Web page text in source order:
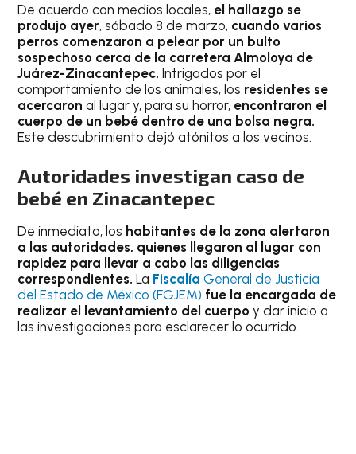
De acuerdo con medios locales, el hallazgo se
produjo ayer, sábado 8 de marzo, cuando varios
perros comenzaron a pelear por un bulto
sospechoso cerca de la carretera Almoloya de
Juárez-Zinacantepec. Intrigados por el
comportamiento de los animales, los residentes se
acercaron al lugar y, para su horror, encontraron el
cuerpo de un bebé dentro de una bolsa negra.
Este descubrimiento dejó atónitos a los vecinos.
Autoridades investigan caso de
bebé en Zinacantepec
De inmediato, los habitantes de la zona alertaron
a las autoridades, quienes llegaron al lugar con
rapidez para llevar a cabo las diligencias
correspondientes.La Fiscalía General de Justicia
del Estado de México (FGJEM) fue la encargada de
realizar el levantamiento del cuerpo y dar inicio a
las investigaciones para esclarecer lo ocurrido.